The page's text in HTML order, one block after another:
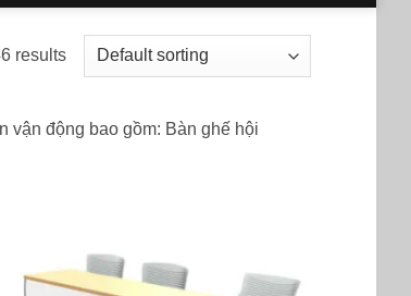
results
vận động bao gồm: Bàn ghế hội